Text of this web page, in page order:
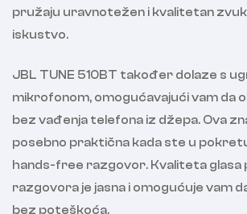
pružaju uravnotežen i kvalitetan zvuk
iskustvo.
JBL TUNE 510BT također dolaze s
mikrofonom, omogućavajući vam da
bez vađenja telefona iz džepa. Ova
posebno praktična kada ste u
hands-free razgovor. Kvaliteta glasa
razgovora je jasna i omogućuje vam
bez poteškoća.